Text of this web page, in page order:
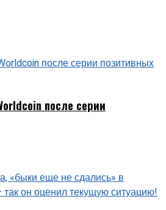
после серии